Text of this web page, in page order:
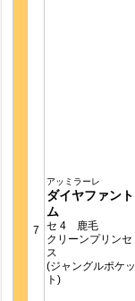
7
アッミラーレ
ダイヤファント
ム
セ 4 鹿毛
クリーンプリンセ
ス
(ジャングルポケッ
ト)